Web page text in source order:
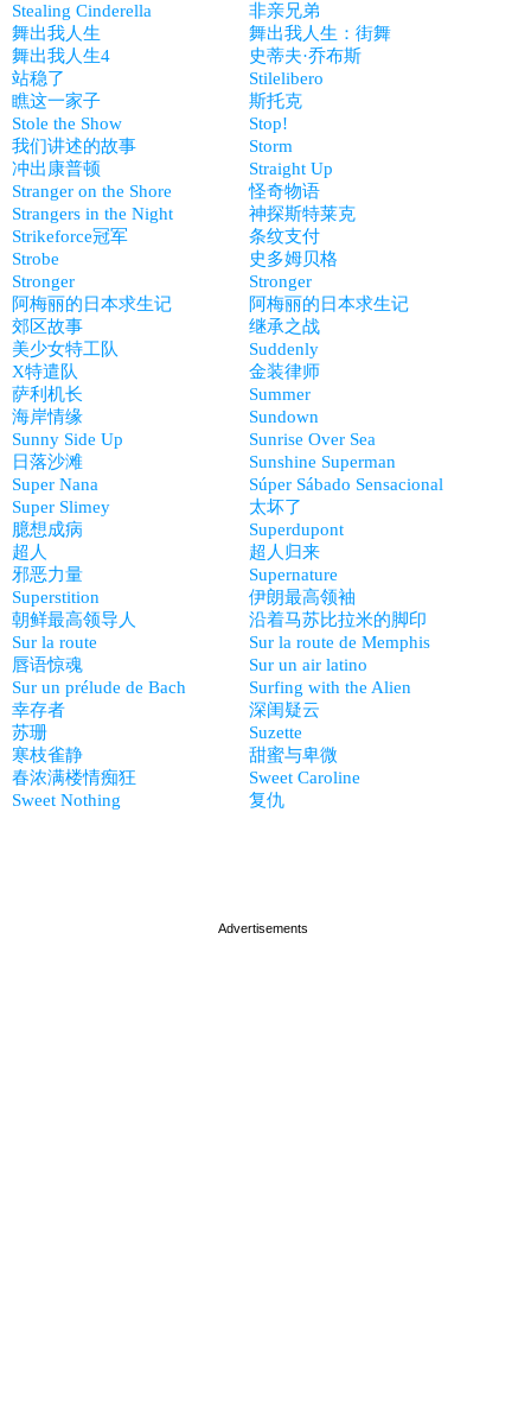
Stealing Cinderella
非亲兄弟
舞出我人生
舞出我人生：街舞
舞出我人生4
史蒂夫·乔布斯
站稳了
Stilelibero
瞧这一家子
斯托克
Stole the Show
Stop!
我们讲述的故事
Storm
冲出康普顿
Straight Up
Stranger on the Shore
怪奇物语
Strangers in the Night
神探斯特莱克
Strikeforce冠军
条纹支付
Strobe
史多姆贝格
Stronger
Stronger
阿梅丽的日本求生记
阿梅丽的日本求生记
郊区故事
继承之战
美少女特工队
Suddenly
X特遣队
金装律师
萨利机长
Summer
海岸情缘
Sundown
Sunny Side Up
Sunrise Over Sea
日落沙滩
Sunshine Superman
Super Nana
Súper Sábado Sensacional
Super Slimey
太坏了
臆想成病
Superdupont
超人
超人归来
邪恶力量
Supernature
Superstition
伊朗最高领袖
朝鲜最高领导人
沿着马苏比拉米的脚印
Sur la route
Sur la route de Memphis
唇语惊魂
Sur un air latino
Sur un prélude de Bach
Surfing with the Alien
幸存者
深闺疑云
苏珊
Suzette
寒枝雀静
甜蜜与卑微
春浓满楼情痴狂
Sweet Caroline
Sweet Nothing
复仇